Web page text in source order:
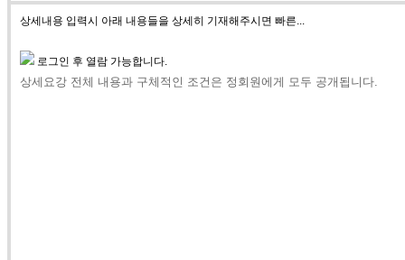
상세내용 입력시 아래 내용들을 상세히 기재해주시면 빠른...
로그인 후 열람 가능합니다.
상세요강 전체 내용과 구체적인 조건은 정회원에게 모두 공개됩니다.